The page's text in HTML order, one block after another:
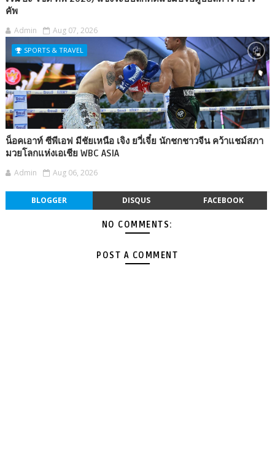
คัพ
Admin Aug 07, 2026
SPORTS & TRAVEL
น็อคเอาท์ ซีพีเอฟ มีชัยเหนือ เจิง ยวี่เจี๋ย นักชกชาวจีน คว้าแชม์สภา
มวยโลกแห่งเอเชีย WBC ASIA
Admin Aug 06, 2026
BLOGGER DISQUS FACEBOOK
NO COMMENTS:
POST A COMMENT